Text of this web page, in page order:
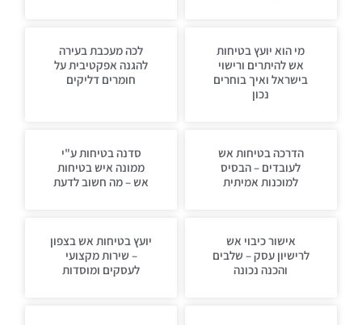
מי הוא יועץ בטיחות
אש להיתרים ורישוי
בישראל ואיך בוחרים
נכון
לכה מעכבת בעירה
להגנה אפקטיבית על
חומרים דליקים
הדרכה בטיחות אש
לעובדים – הבסיס
למוכנות אמיתית
סדנה בטיחות ע"י
ממונה איש בטיחות
אש – מה חשוב לדעת
אישור כיבוי אש
לרישיון עסק – שלבים
והכנה נכונה
יועץ בטיחות אש בצפון
– שירות מקצועי
לעסקים ומוסדות